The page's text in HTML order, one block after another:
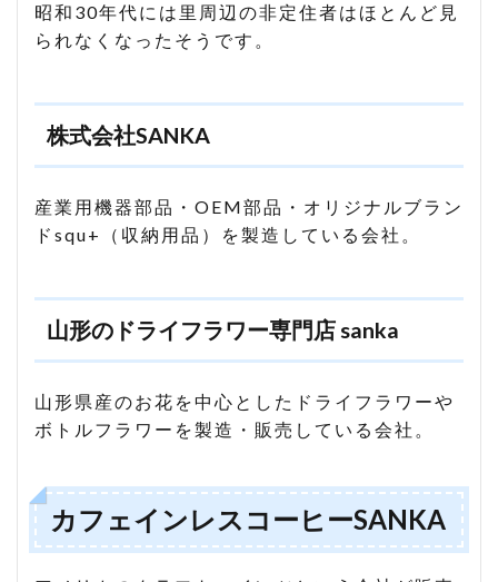
昭和30年代には里周辺の非定住者はほとんど見
られなくなったそうです。
株式会社SANKA
産業用機器部品・OEM部品・オリジナルブラン
ドsqu+（収納用品）を製造している会社。
山形のドライフラワー専門店 sanka
山形県産のお花を中心としたドライフラワーや
ボトルフラワーを製造・販売している会社。
カフェインレスコーヒーSANKA